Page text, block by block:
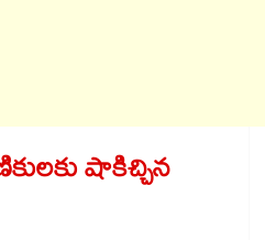
షాకిచ్చిన